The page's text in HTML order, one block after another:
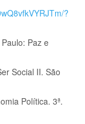
?
Paz e
Social II. São
Política. 3ª.